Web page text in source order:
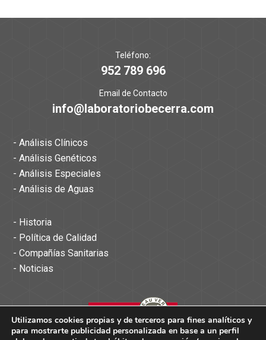
Teléfono:
952 789 696
Email de Contacto
info@laboratoriobecerra.com
- Análisis Clínicos
- Análisis Genéticos
- Análisis Especiales
- Análisis de Aguas
- Historia
- Política de Calidad
- Compañías Sanitarias
- Noticias
Utilizamos cookies propias y de terceros para fines analíticos y
para mostrarte publicidad personalizada en base a un perfil